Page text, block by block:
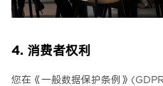
4. 消费者权利
您在《一般数据保护条例》